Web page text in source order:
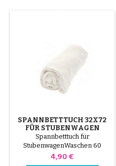
SPANNBETTTUCH 32X72
FÜR STUBENWAGEN
Spannbetttuch für
StubenwagenWaschen 60
°100% Baumwolle
Preis
4,90 €